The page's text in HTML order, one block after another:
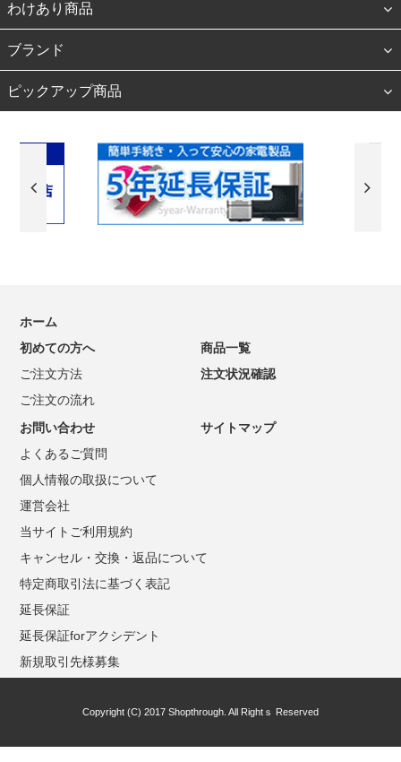
わけあり商品
ブランド
ピックアップ商品
ホーム
初めての方へ
ご注文方法
ご注文の流れ
商品一覧
注文状況確認
お問い合わせ
よくあるご質問
個人情報の取扱について
サイトマップ
運営会社
当サイトご利用規約
キャンセル・交換・返品について
特定商取引法に基づく表記
延長保証
延長保証forアクシデント
新規取引先様募集
Copyright (C) 2017 Shopthrough. All Rightｓ Reserved